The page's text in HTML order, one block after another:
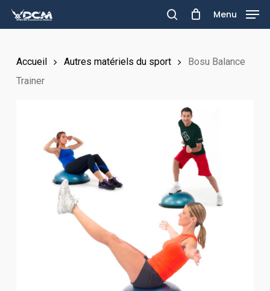
Skip
to
content
search
Menu
Accueil Autres matériels du sport
Bosu Balance
Trainer